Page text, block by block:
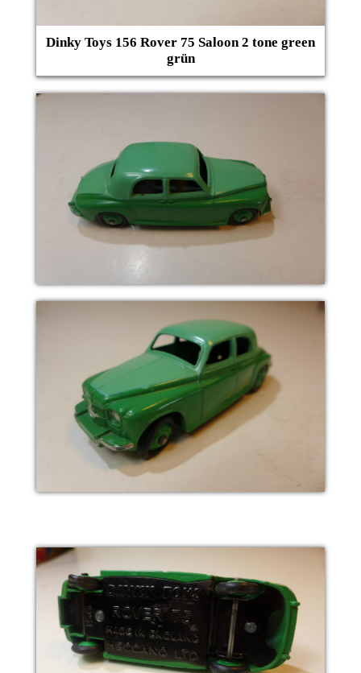
Dinky Toys 156 Rover 75 Saloon 2 tone green
grün